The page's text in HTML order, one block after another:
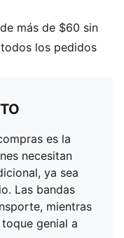
más de $60 sin
los pedidos
es la
necesitan
ya sea
Las bandas
mientras
genial a